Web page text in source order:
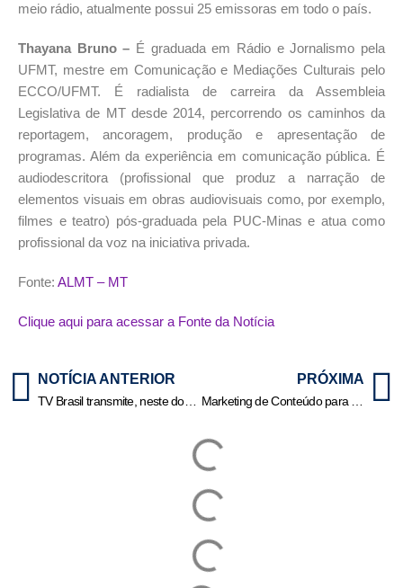
meio rádio, atualmente possui 25 emissoras em todo o país.
Thayana Bruno – É graduada em Rádio e Jornalismo pela
UFMT, mestre em Comunicação e Mediações Culturais pelo
ECCO/UFMT. É radialista de carreira da Assembleia
Legislativa de MT desde 2014, percorrendo os caminhos da
reportagem, ancoragem, produção e apresentação de
programas. Além da experiência em comunicação pública. É
audiodescritora (profissional que produz a narração de
elementos visuais em obras audiovisuais como, por exemplo,
filmes e teatro) pós-graduada pela PUC-Minas e atua como
profissional da voz na iniciativa privada.
Fonte: ALMT – MT
Clique aqui para acessar a Fonte da Notícia
NOTÍCIA ANTERIOR
TV Brasil transmite, neste domingo, decisão do Brasileirão Feminino
PRÓXIMA
Marketing de Conteúdo para Aumentar o Faturamento: Estratégias Práticas